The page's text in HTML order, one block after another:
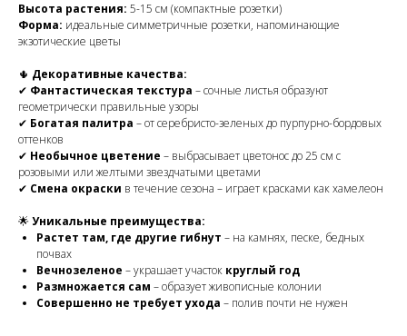
Высота растения: 5-15 см (компактные розетки)
Форма: идеальные симметричные розетки, напоминающие
экзотические цветы
🌵 Декоративные качества:
✔ Фантастическая текстура – сочные листья образуют
геометрически правильные узоры
✔ Богатая палитра – от серебристо-зеленых до пурпурно-бордовых
оттенков
✔ Необычное цветение – выбрасывает цветонос до 25 см с
розовыми или желтыми звездчатыми цветами
✔ Смена окраски в течение сезона – играет красками как хамелеон
🌟Уникальные преимущества:
Растет там, где другие гибнут – на камнях, песке, бедных
почвах
Вечнозеленое – украшает участок круглый год
Размножается сам – образует живописные колонии
Совершенно не требует ухода – полив почти не нужен